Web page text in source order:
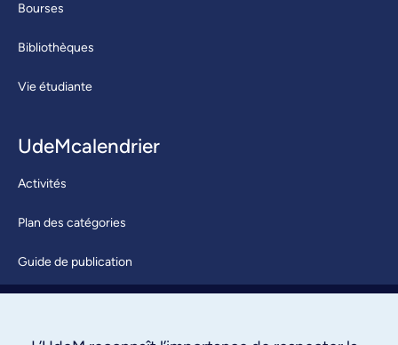
Bourses
Bibliothèques
Vie étudiante
UdeMcalendrier
Activités
Plan des catégories
Guide de publication
À propos / Nous joindre